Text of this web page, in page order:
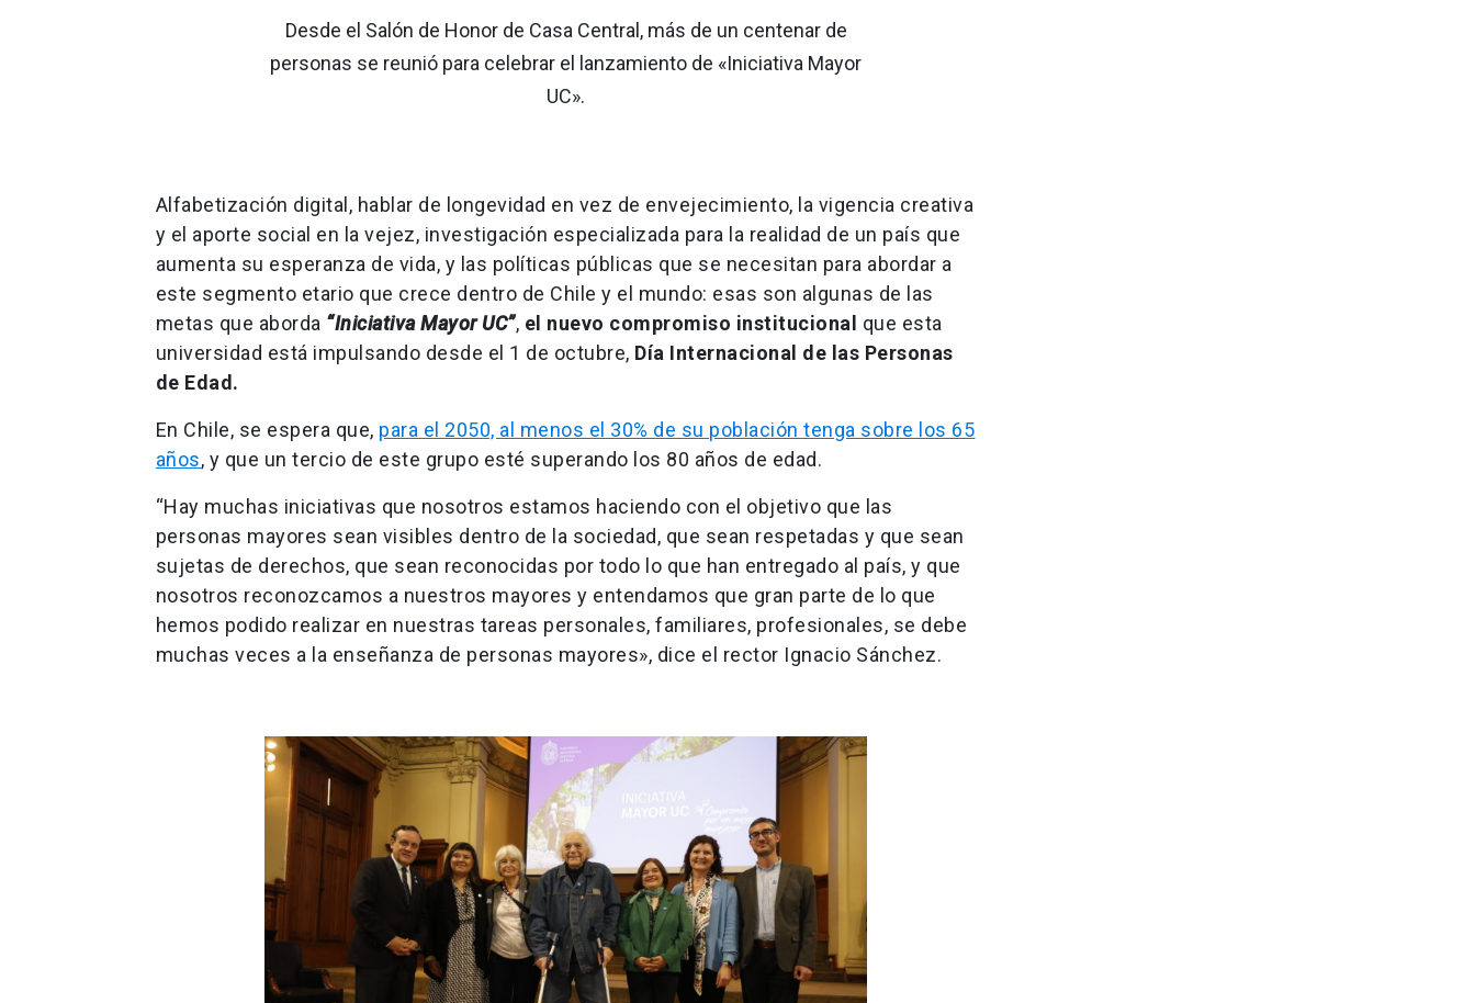
Desde el Salón de Honor de Casa Central, más de un centenar de
personas se reunió para celebrar el lanzamiento de «Iniciativa Mayor
UC».
Alfabetización digital, hablar de longevidad en vez de envejecimiento, la vigencia creativa
y el aporte social en la vejez, investigación especializada para la realidad de un país que
aumenta su esperanza de vida, y las políticas públicas que se necesitan para abordar a
este segmento etario que crece dentro de Chile y el mundo: esas son algunas de las
metas que aborda “Iniciativa Mayor UC”, el nuevo compromiso institucional
que esta
universidad está impulsando desde el 1 de octubre, Día Internacional de las Personas
de Edad.
En Chile, se espera que, para el 2050, al menos el 30% de su población tenga sobre los 65
años, y que un tercio de este grupo esté superando los 80 años de edad.
“Hay muchas iniciativas que nosotros estamos haciendo con el objetivo que las
personas mayores sean visibles dentro de la sociedad, que sean respetadas y que sean
sujetas de derechos, que sean reconocidas por todo lo que han entregado al país, y que
nosotros reconozcamos a nuestros mayores y entendamos que gran parte de lo que
hemos podido realizar en nuestras tareas personales, familiares, profesionales, se debe
muchas veces a la enseñanza de personas mayores», dice el rector Ignacio Sánchez.